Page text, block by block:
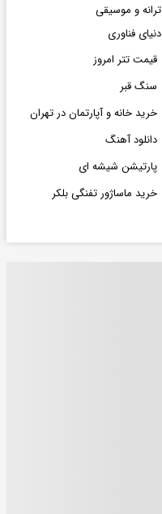
ترانه و موسیقی
دنیای فناوری
قیمت تتر امروز
سنگ قبر
خرید خانه و آپارتمان در تهران
دانلود آهنگ
پارتیشن شیشه ای
خرید ماساژور تفنگی بلکر